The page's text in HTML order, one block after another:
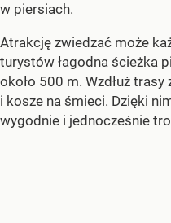
w piersiach.
Atrakcję zwiedzać może
turystów łagodna ścieżka
około 500 m. Wzdłuż
i kosze na śmieci. Dzięki
wygodnie i jednocześnie